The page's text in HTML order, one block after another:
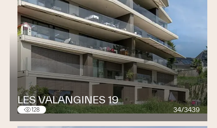
LES VALANGINES 19
128 34/3439